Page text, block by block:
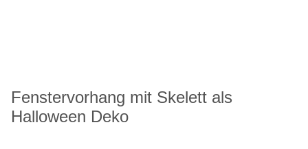
Fenstervorhang mit Skelett als
Halloween Deko